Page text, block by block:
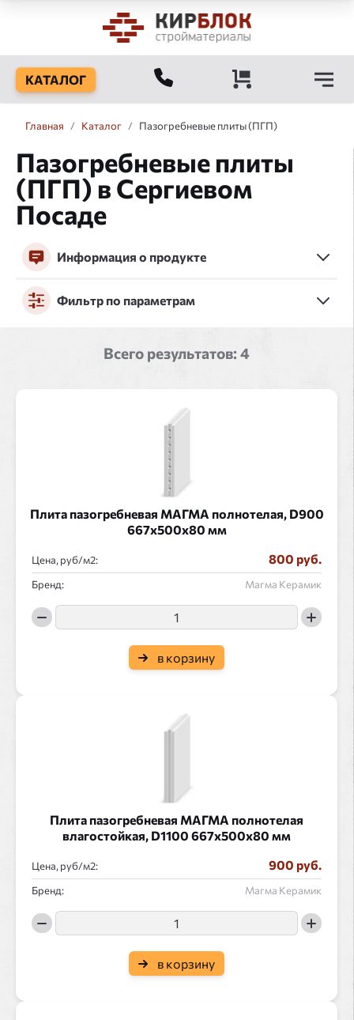
КАТАЛОГ
Главная / Каталог / Пазогребневые плиты (ПГП)
Пазогребневые плиты
(ПГП) в Сергиевом
Посаде
Информация о продукте
Фильтр по параметрам
Всего результатов:4
Плита пазогребневая МАГМА полнотелая, D900
667x500x80 мм
Цена, руб/ : 800 руб.
Бренд: Магма Керамик
в корзину
Плита пазогребневая МАГМА полнотелая
влагостойкая, D1100 667x500x80 мм
Цена, руб/ : 900 руб.
Бренд: Магма Керамик
в корзину